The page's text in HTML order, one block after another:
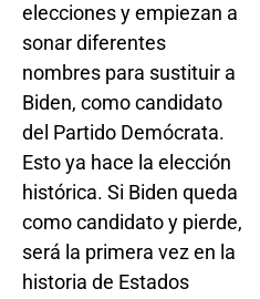
elecciones y empiezan a
sonar diferentes
nombres para sustituir a
Biden, como candidato
del Partido Demócrata.
Esto ya hace la elección
histórica. Si Biden queda
como candidato y pierde,
será la primera vez en la
historia de Estados